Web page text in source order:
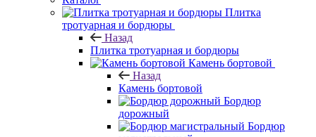
Плитка
тротуарная и бордюры
Назад
Плитка тротуарная и бордюры
Камень бортовой
Назад
Камень бортовой
Бордюр
дорожный
Бордюр